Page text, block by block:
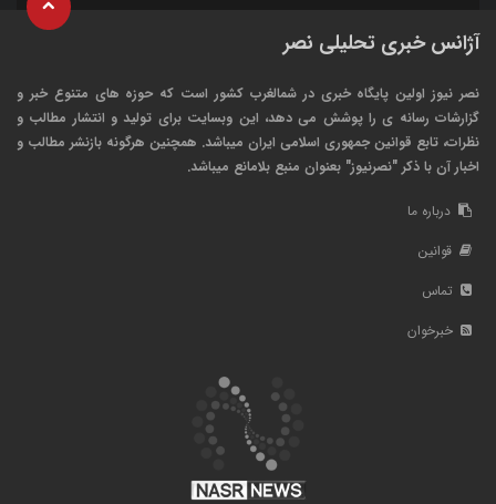
آژانس خبری تحلیلی نصر
نصر نیوز اولین پایگاه خبری در شمالغرب کشور است که حوزه های متنوع خبر و
گزارشات رسانه ی را پوشش می دهد، این وبسایت برای تولید و انتشار مطالب و
نظرات، تابع قوانین جمهوری اسلامی ایران میباشد. همچنین هرگونه بازنشر مطالب و
اخبار آن با ذکر "نصرنیوز" بعنوان منبع بلامانع میباشد.
درباره ما
قوانین
تماس
خبرخوان